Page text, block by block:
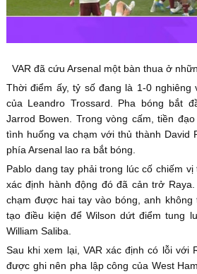
VAR đã cứu Arsenal một bàn thua ở
Thời điểm ấy, tỷ số đang là 1-0 nghiêng
của Leandro Trossard. Pha bóng bắt
Jarrod Bowen. Trong vòng cấm, tiền
tình huống va chạm với thủ thành David
phía Arsenal lao ra bắt bóng.
Pablo dang tay phải trong lúc cố chiếm
xác định hành động đó đã cản trở
chạm được hai tay vào bóng, anh không
tạo điều kiện để Wilson dứt điểm tung
William Saliba.
Sau khi xem lại, VAR xác định có lỗi với
được ghi nên pha lập công của West